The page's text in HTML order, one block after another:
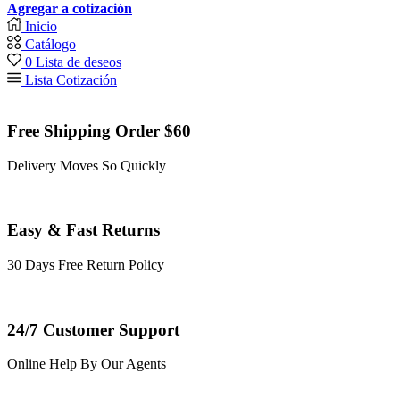
Agregar a cotización
Inicio
Catálogo
0 Lista de deseos
Lista Cotización
Free Shipping Order $60
Delivery Moves So Quickly
Easy & Fast Returns
30 Days Free Return Policy
24/7 Customer Support
Online Help By Our Agents